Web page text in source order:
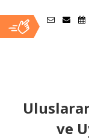
ve